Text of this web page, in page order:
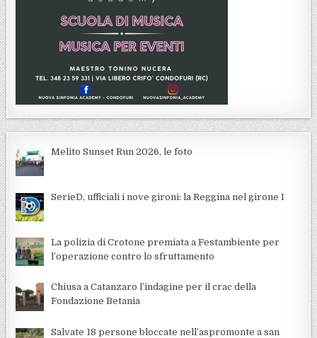
Melito Sunset Run 2026, le foto
SerieD, ufficiali i nove gironi: la Reggina nel girone I
La polizia di Crotone premiata a Festambiente per
l’operazione contro lo sfruttamento
Chiusa a Catanzaro l’indagine per il crac della
Fondazione Betania
Salvate 18 persone bloccate nell’aspromonte a san